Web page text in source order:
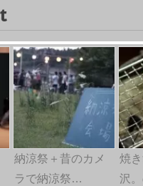
納涼祭＋昔のカメ
ラで納涼祭…
焼
沢